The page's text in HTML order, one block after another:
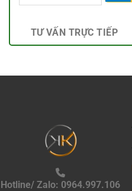
TƯ VẤN TRỰC TIẾP
Hotline/ Zalo: 0964.997.106